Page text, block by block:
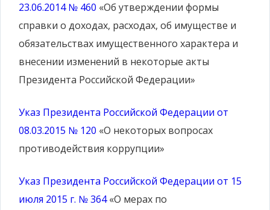
23.06.2014 № 460 «Об утверждении формы
справки о доходах, расходах, об имуществе и
обязательствах имущественного характера и
внесении изменений в некоторые акты
Президента Российской Федерации»
Указ Президента Российской Федерации от
08.03.2015 № 120 «О некоторых вопросах
противодействия коррупции»
Указ Президента Российской Федерации от 15
июля 2015 г. № 364«О мерах по